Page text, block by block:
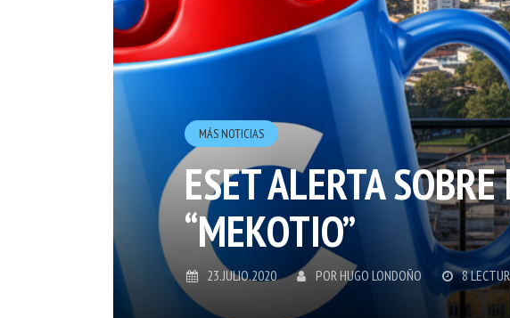
MÁS NOTICIAS
ESET ALERTA
“MEKOTIO”
23.JULIO.2020 POR HUGO LONDOÑO 8